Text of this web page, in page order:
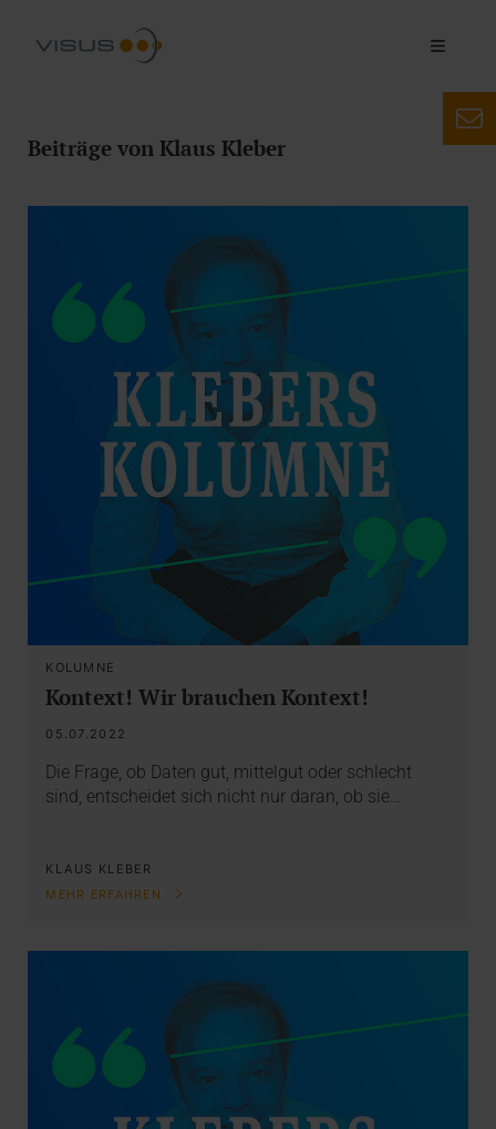
Beiträge von Klaus Kleber
KOLUMNE
Kontext! Wir brauchen Kontext!
05.07.2022
Die Frage, ob Daten gut, mittelgut oder schlecht
sind, entscheidet sich nicht nur daran, ob sie…
KLAUS KLEBER
MEHR ERFAHREN